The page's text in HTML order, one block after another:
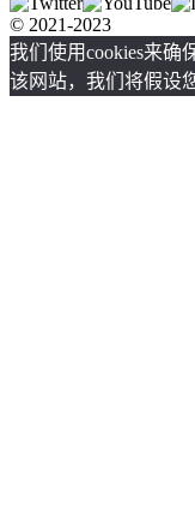
© 2021-2023
我们使用cookies来确
该网站，我们将假设